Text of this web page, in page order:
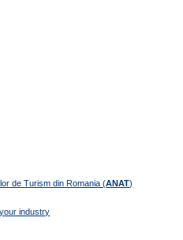
de Turism din Romania (ANAT)
industry